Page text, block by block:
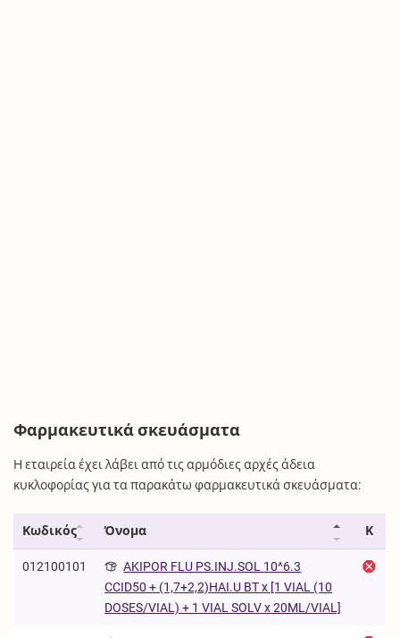
Φαρμακευτικά σκευάσματα
Η εταιρεία έχει λάβει από τις αρμόδιες αρχές άδεια
κυκλοφορίας για τα παρακάτω φαρμακευτικά σκευάσματα:
Κωδικός Όνομα Κ
012100101
AKIPOR FLU PS.INJ.SOL 10^6.3
CCID50 + (1,7+2,2)HAI.U BT x [1 VIAL (10
DOSES/VIAL) + 1 VIAL SOLV x 20ML/VIAL]